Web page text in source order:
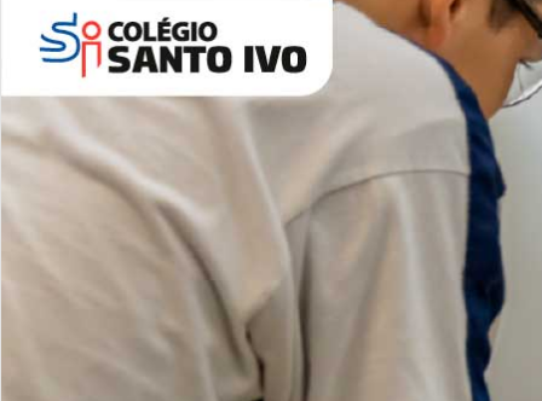
Desafios | Saiba mais